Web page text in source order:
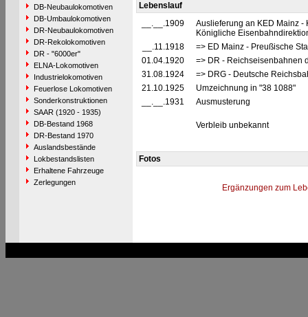
DB-Neubaulokomotiven
DB-Umbaulokomotiven
DR-Neubaulokomotiven
DR-Rekolokomotiven
DR - "6000er"
ELNA-Lokomotiven
Industrielokomotiven
Feuerlose Lokomotiven
Sonderkonstruktionen
SAAR (1920 - 1935)
DB-Bestand 1968
DR-Bestand 1970
Auslandsbestände
Lokbestandslisten
Erhaltene Fahrzeuge
Zerlegungen
Lebenslauf
__.__.1909
Auslieferung an KED Mainz
Königliche
__.11.1918
=> ED Mainz - Preußische
01.04.1920
=> DR - Reichseisenbahnen
31.08.1924
=> DRG - Deutsche
21.10.1925
Umzeichnung in "38 1088"
__.__.1931
Ausmusterung
Verbleib unbekannt
Fotos
Ergänzungen zum